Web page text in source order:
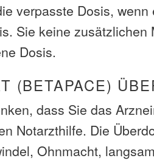
verpasste Dosis,
Sie keine zusätzlichen
Dosis.
(BETAPACE)
dass Sie das
Notarzthilfe. Die
Ohnmacht,